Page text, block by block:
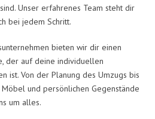
Unser erfahrenes Team steht dir
bei jedem Schritt.
bieten wir dir einen
der auf deine individuellen
ist. Von der Planung des Umzugs bis
und persönlichen Gegenstände
um alles.